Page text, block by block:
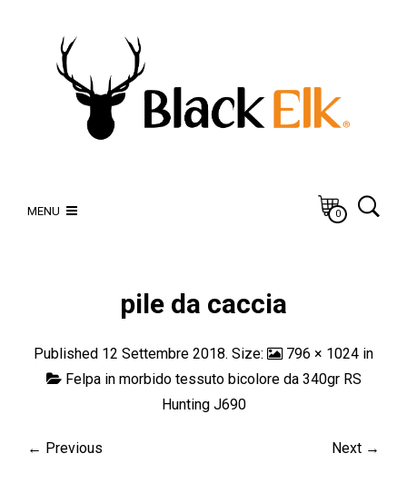
MENU 0
pile da caccia
Published 12 Settembre 2018. Size: 796 × 1024 in
Felpa in morbido tessuto bicolore da 340gr RS
Hunting J690
← Previous Next →